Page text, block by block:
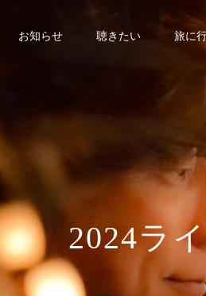
お知らせ 聴きたい 旅に
2024ライブ